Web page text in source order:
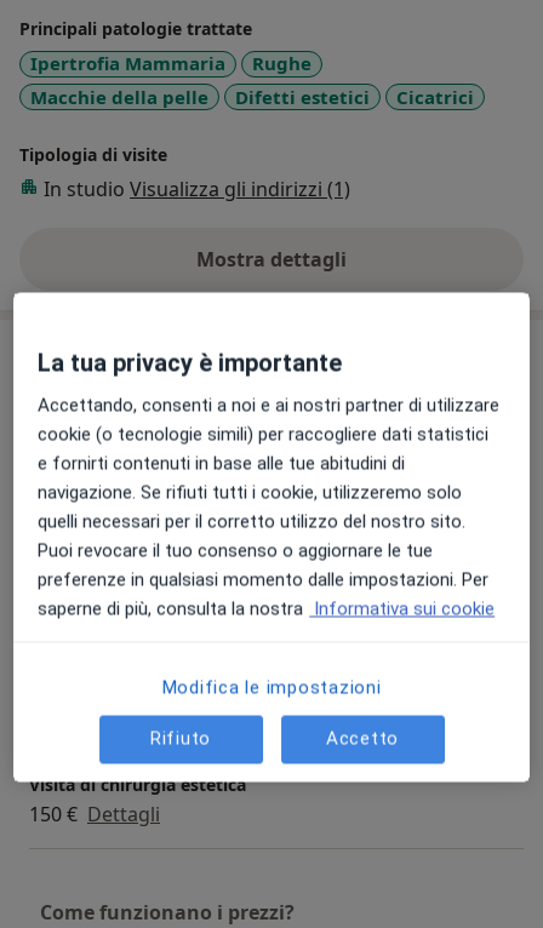
Principali patologie trattate
Ipertrofia Mammaria
Rughe
Macchie della pelle
Difetti estetici Cicatrici
Tipologia di visite
In studio Visualizza gli indirizzi (1)
Mostra dettagli
sull'esperienza
Prestazioni e prezzi
Visita di chirurgia plastica
Da 100 € Dettagli Prenota una visita
Prima visita di chirurgia plastica
150 € Dettagli
Laser epilazione
Da 80 € Dettagli
Prima visita di medicina estetica
Dettagli
Visita di chirurgia estetica
150 € Dettagli
Come funzionano i prezzi?
La tua privacy è importante
Accettando, consenti a noi e ai nostri partner di utilizzare
cookie (o tecnologie simili) per raccogliere dati statistici
e fornirti contenuti in base alle tue abitudini di
navigazione. Se rifiuti tutti i cookie, utilizzeremo solo
quelli necessari per il corretto utilizzo del nostro sito.
Puoi revocare il tuo consenso o aggiornare le tue
preferenze in qualsiasi momento dalle impostazioni. Per
saperne di più, consulta la nostra Informativa sui cookie
Modifica le impostazioni
Rifiuto Accetto